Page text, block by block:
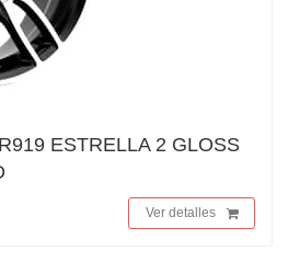
ESTRELLA 2 GLOSS
Ver detalles